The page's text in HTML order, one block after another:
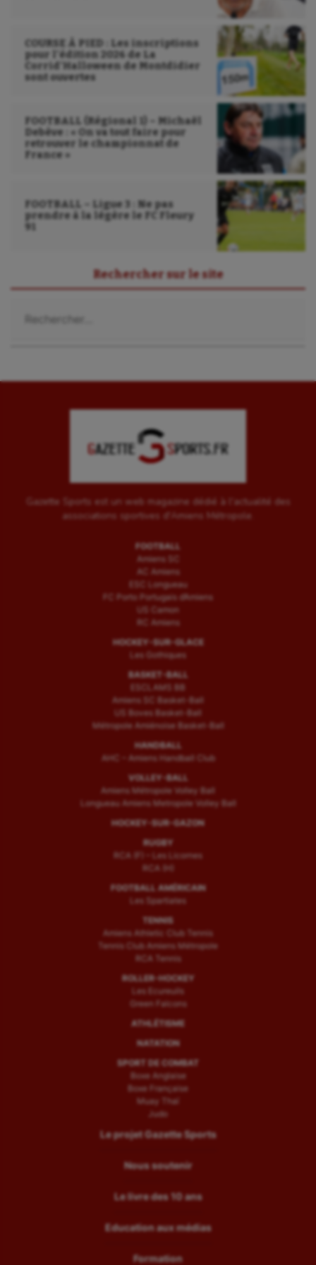
Tir à l'arc
Triathlon
UNSS
Voile
Water-polo
COURSE À PIED : Les inscriptions
pour l’édition 2026 de La
Corrid’Halloween de Montdidier
sont ouvertes
FOOTBALL (Régional 1) – Michaël
Debève : « On va tout faire pour
retrouver le championnat de
France »
FOOTBALL – Ligue 3 : Ne pas
prendre à la légère le FC Fleury
91
Rechercher sur le site
Gazette Sports est un web magazine dédié à l'actualité des
associations sportives d'Amiens Métropole.
FOOTBALL
Amiens SC
AC Amiens
ESC Longueau
FC Porto Portugais d’Amiens
US Camon
RC Amiens
HOCKEY-SUR-GLACE
Les Gothiques
BASKET-BALL
ESCLAMS BB
Amiens SC Basket-Ball
US Boves Basket-Ball
Métropole Amiénoise Basket-Ball
HANDBALL
AHC – Amiens Handball Club
VOLLEY-BALL
Amiens Métropole Volley Ball
Longueau Amiens Metropole Volley Ball
HOCKEY-SUR-GAZON
RUGBY
RCA (F) – Les Licornes
RCA (H)
FOOTBALL AMÉRICAIN
Les Spartiates
TENNIS
Amiens Athletic Club Tennis
Tennis Club Amiens Métropole
RCA Tennis
ROLLER-HOCKEY
Les Ecureuils
Green Falcons
ATHLÉTISME
NATATION
SPORT DE COMBAT
Boxe Anglaise
Boxe Française
Muay Thaï
Judo
Le projet Gazette Sports
Nous soutenir
Le livre des 10 ans
Education aux médias
Formation